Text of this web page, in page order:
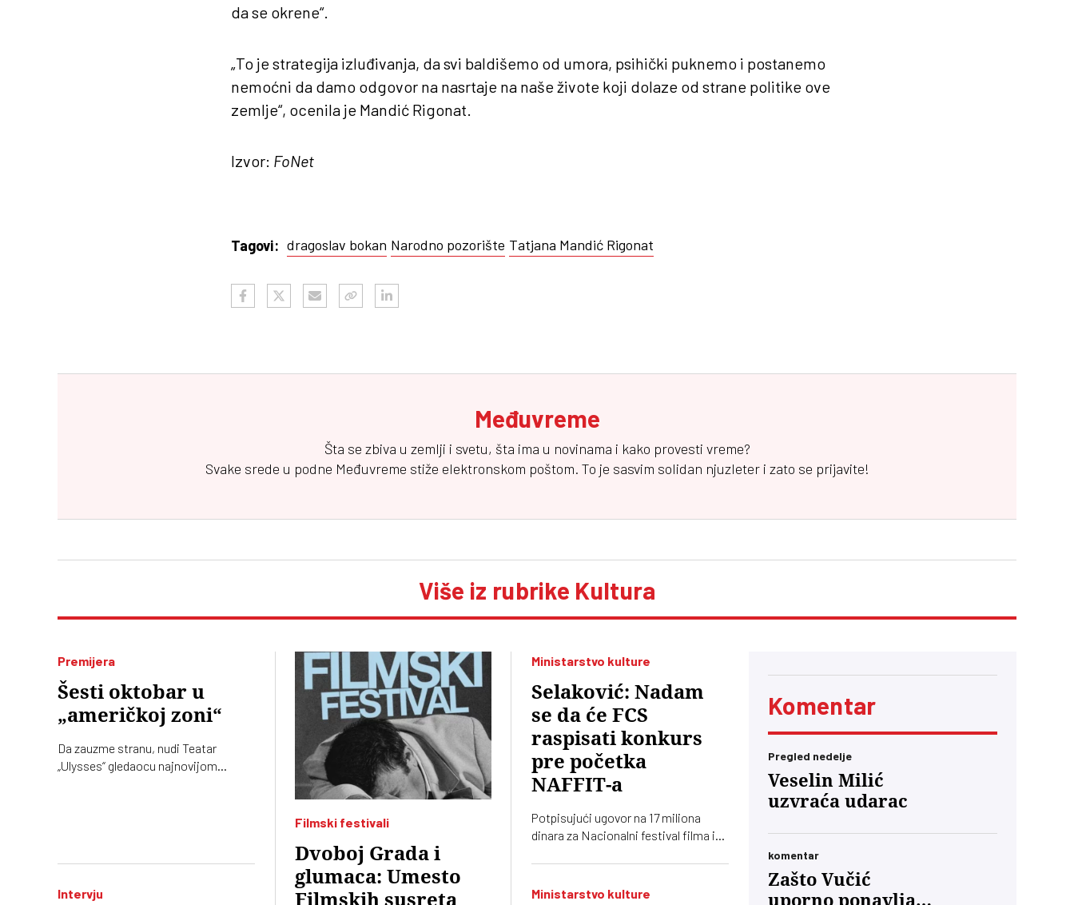
da se okrene“.
„To je strategija izluđivanja, da svi baldišemo od umora, psihički puknemo i postanemo
nemoćni da damo odgovor na nasrtaje na naše živote koji dolaze od strane politike ove
zemlje“, ocenila je Mandić Rigonat.
Izvor: FoNet
Tagovi: dragoslav bokan Narodno pozorište Tatjana Mandić Rigonat
Međuvreme
Šta se zbiva u zemlji i svetu, šta ima u novinama i kako provesti vreme?
Svake srede u podne Međuvreme stiže elektronskom poštom. To je sasvim solidan njuzleter i zato se prijavite!
Više iz rubrike Kultura
Filmski festivali
Dvoboj Grada i
glumaca: Umesto
Premijera
Šesti oktobar u
„američkoj zoni“
Da zauzme stranu, nudi Teatar
„Ulysses“ gledaocu najnovijom
Ministarstvo kulture
Selaković: Nadam
se da će FCS
raspisati konkurs
pre početka
NAFFIT-a
Potpisujući ugovor na 17 miliona
dinara za Nacionalni festival filma i
konkurse pre početka tog festivala
Intervju Ministarstvo kulture
Komentar
Pregled nedelje
Veselin Milić
uzvraća udarac
komentar
Zašto Vučić
uporno ponavlja